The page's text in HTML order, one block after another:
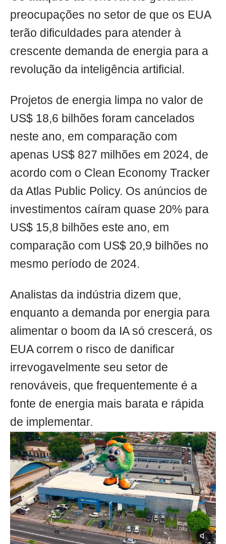
preocupações no setor de que os EUA
terão dificuldades para atender à
crescente demanda de energia para a
revolução da inteligência artificial.
Projetos de energia limpa no valor de
US$ 18,6 bilhões foram cancelados
neste ano, em comparação com
apenas US$ 827 milhões em 2024, de
acordo com o Clean Economy Tracker
da Atlas Public Policy. Os anúncios de
investimentos caíram quase 20% para
US$ 15,8 bilhões este ano, em
comparação com US$ 20,9 bilhões no
mesmo período de 2024.
Analistas da indústria dizem que,
enquanto a demanda por energia para
alimentar o boom da IA só crescerá, os
EUA correm o risco de danificar
irrevogavelmente seu setor de
renováveis, que frequentemente é a
fonte de energia mais barata e rápida
de implementar.